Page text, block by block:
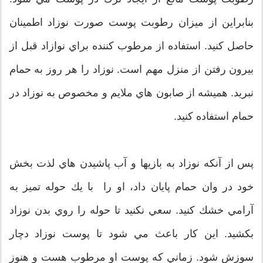
بنابراين از ميزان رطوبت پوست صورت نوزاد اطمينان
حاصل كنيد. استفاده از مرطوب كننده براي نوازاد قبل از
بيرون رفتن از منزل مهم است. نوزاد را هر روز به حمام
نبريد. هميشه از صابون هاي ملايم و مخصوص به نوزاد در
حمام استفاده كنيد.
پس از آنكه نوزاد به بازيها و آب پاشيدن هاي لذت بخش
خود در وان حمام پايان داد، او را با يك حوله تميز به
آرامي خشك كنيد. سعي نكنيد تا حوله را روي بدن نوزاد
بكشيد. اين كار باعث مي شود تا پوست نوزاد دچار
سوزش شود. زماني كه پوست او مرطوب هست و هنوز